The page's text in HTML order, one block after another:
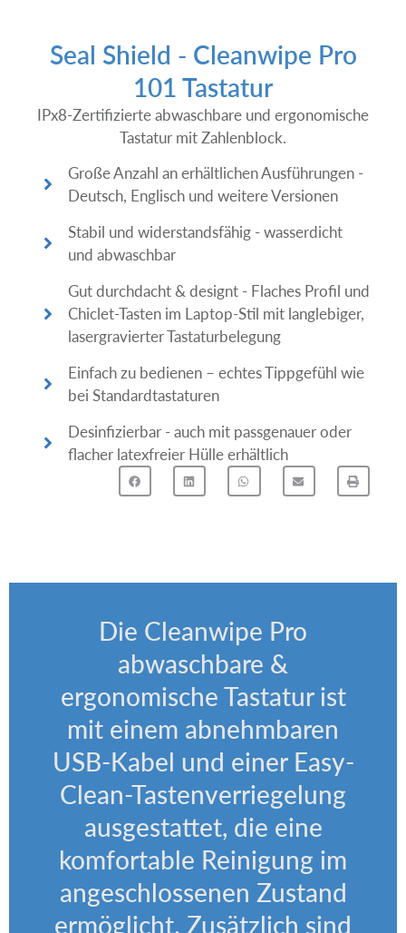
Seal Shield - Cleanwipe Pro
101 Tastatur
IPx8-Zertifizierte abwaschbare und ergonomische
Tastatur mit Zahlenblock.
Große Anzahl an erhältlichen Ausführungen -
Deutsch, Englisch und weitere Versionen
Stabil und widerstandsfähig - wasserdicht
und abwaschbar
Gut durchdacht & designt - Flaches Profil und
Chiclet-Tasten im Laptop-Stil mit langlebiger,
lasergravierter Tastaturbelegung
Einfach zu bedienen – echtes Tippgefühl wie
bei Standardtastaturen
Desinfizierbar - auch mit passgenauer oder
flacher latexfreier Hülle erhältlich
Die Cleanwipe Pro
abwaschbare &
ergonomische Tastatur ist
mit einem abnehmbaren
USB-Kabel und einer Easy-
Clean-Tastenverriegelung
ausgestattet, die eine
komfortable Reinigung im
angeschlossenen Zustand
ermöglicht. Zusätzlich sind